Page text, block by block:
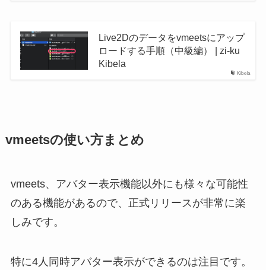
Kibela
Live2Dのデータをvmeetsにアップ
ロードする手順（中級編） | zi-ku
Kibela
vmeetsの使い方まとめ
vmeets、アバター表示機能以外にも様々な可能性
のある機能があるので、正式リリースが非常に楽
しみです。
特に4人同時アバター表示ができるのは注目です。